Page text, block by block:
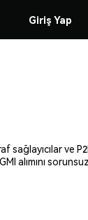
Giriş Yap
sağlayıcılar ve
alımını